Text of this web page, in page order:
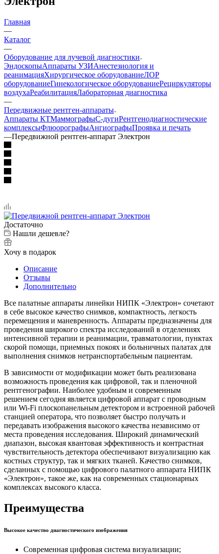
Главная
—
Каталог
—
Оборудование для лучевой диагностики
ЭндоскопыАппараты УЗИАнестезиология и
реанимацияХирургическое оборудованиеЛОР
оборудованиеГинекологическое оборудованиеРециркуляторы
воздухаРеабилитацияЛабораторная диагностика
—
Передвижные рентген-аппараты
Аппараты КТМаммографыС-дугиРентгенодиагностические
комплексыФлюорографыАнгиографыПроявка и печать
—Передвижной рентген-аппарат Электрон
Достаточно
Нашли дешевле?
Хочу в подарок
Описание
Отзывы
Дополнительно
Все палатные аппараты линейки НИПК «Электрон» сочетают
в себе высокое качество снимков, компактность, легкость
перемещения и маневренность. Аппараты предназначены для
проведения широкого спектра исследований в отделениях
интенсивной терапии и реанимации, травматологии, пунктах
скорой помощи, приемных покоях и больничных палатах для
выполнения снимков нетранспортабельным пациентам.
В зависимости от модификации может быть реализована
возможность проведения как цифровой, так и пленочной
рентгенографии. Наиболее удобным и современным
решением сегодня является цифровой аппарат с проводным
или Wi-Fi плоскопанельным детектором и встроенной рабочей
станцией оператора, что позволяет быстро получать и
передавать изображения высокого качества независимо от
места проведения исследования. Широкий динамический
диапазон, высокая квантовая эффективность и контрастная
чувствительность детектора обеспечивают визуализацию как
костных структур, так и мягких тканей. Качество снимков,
сделанных с помощью цифрового палатного аппарата НИПК
«Электрон», такое же, как на современных стационарных
комплексах высокого класса.
Преимущества
Высокое качество диагностического изображения
Современная цифровая система визуализации;